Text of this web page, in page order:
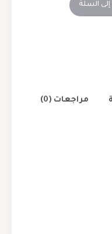
السلة
مراجعات (0)